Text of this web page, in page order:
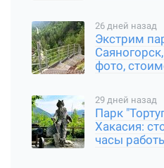
26 дней назад
Экстрим
фото,
29 дней назад
Парк
Хакасия:
часы